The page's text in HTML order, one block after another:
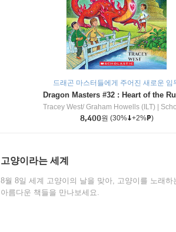
드래곤 마스터들에게 주어진 새로운 임
Tracey West/ Graham Howells (ILT)
8,400원 (30% +2% )
고양이라는 세계
8월 8일 세계 고양이의 날을 맞아, 고양이를 노래하
아름다운 책들을 만나보세요.